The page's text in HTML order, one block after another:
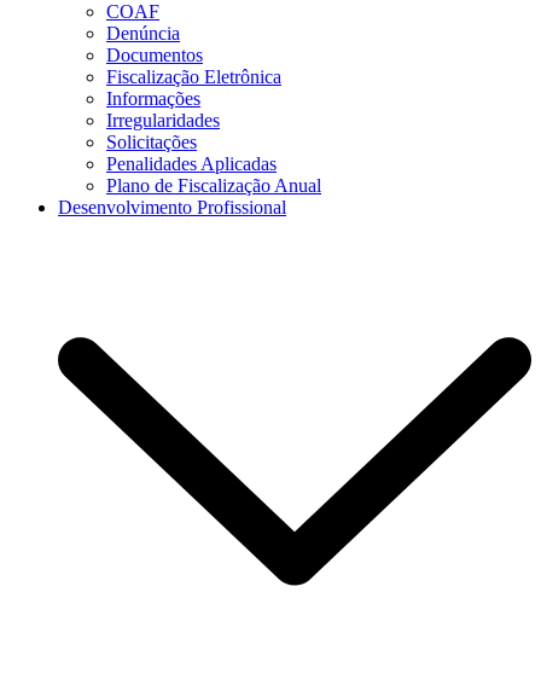
COAF
Denúncia
Documentos
Fiscalização Eletrônica
Informações
Irregularidades
Solicitações
Penalidades Aplicadas
Plano de Fiscalização Anual
Desenvolvimento Profissional